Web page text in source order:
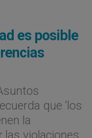
es posible
que ‘los
la
las violaciones